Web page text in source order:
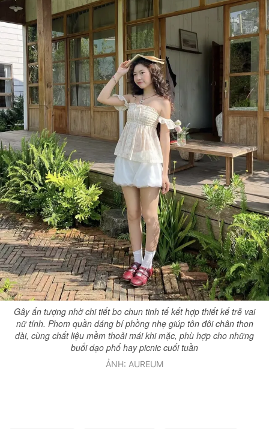
Gây ấn tượng nhờ chi tiết bo chun tinh tế kết hợp thiết kế trễ vai
nữ tính. Phom quần dáng bí phồng nhẹ giúp tôn đôi chân thon
dài, cùng chất liệu mềm thoải mái khi mặc, phù hợp cho những
buổi dạo phố hay picnic cuối tuần
ẢNH: AUREUM